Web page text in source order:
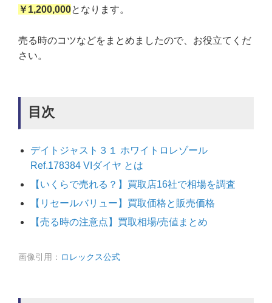
￥1,200,000となります。
売る時のコツなどをまとめましたので、お役立てくだ
さい。
目次
デイトジャスト３１ ホワイトロレゾール
Ref.178384 VIダイヤ とは
【いくらで売れる？】買取店16社で相場を調査
【リセールバリュー】買取価格と販売価格
【売る時の注意点】買取相場/売値まとめ
画像引用： ロレックス公式